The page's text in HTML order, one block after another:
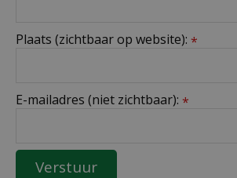
Plaats (zichtbaar op website): *
E-mailadres (niet zichtbaar): *